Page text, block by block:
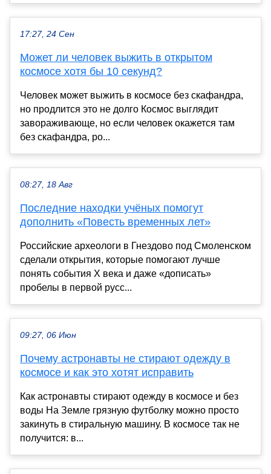
17:27, 24 Сен
Может ли человек выжить в открытом
космосе хотя бы 10 секунд?
Человек может выжить в космосе без скафандра,
но продлится это не долго Космос выглядит
завораживающе, но если человек окажется там
без скафандра, ро...
08:27, 18 Авг
Последние находки учёных помогут
дополнить «Повесть временных лет»
Российские археологи в Гнездово под Смоленском
сделали открытия, которые помогают лучше
понять события X века и даже «дописать»
пробелы в первой русс...
09:27, 06 Июн
Почему астронавты не стирают одежду в
космосе и как это хотят исправить
Как астронавты стирают одежду в космосе и без
воды На Земле грязную футболку можно просто
закинуть в стиральную машину. В космосе так не
получится: в...